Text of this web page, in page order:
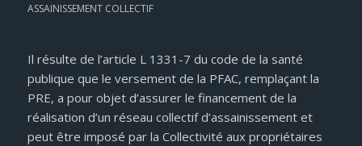
ASSAINISSEMENT COLLECTIF
Il résulte de l’article L 1331-7 du code de la santé
publique que le versement de la PFAC, remplaçant la
PRE, a pour objet d’assurer le financement de la
réalisation d’un réseau collectif d’assainissement et
peut être imposé par la Collectivité aux propriétaires